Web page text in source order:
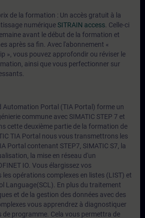
de la formation : Un accès gratuit à la
numériqueSITRAIN access . Celle-ci
avant le début de la formation et
après sa fin. Avec l'abonnement «
», vous pouvez approfondir ou réviser le
ainsi que vous perfectionner sur
Automation Portal (TIA Portal) forme un
commune avec SIMATIC STEP 7 et
cette deuxième partie de la formation de
TIA Portal nous vous transmettrons les
Portal contenant STEP7, SIMATIC S7, la
la mise en réseau d'un
IO. Vous élargissez vos
opérations complexes en listes (LIST) et
Language(SCL). En plus du traitement
et de la gestion des données avec des
vous apprendrez à diagnostiquer
de programme. Cela vous permettra de